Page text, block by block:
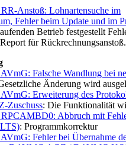
Anstoß: Lohnartensuche im
Fehler beim Update und im
Betrieb festgestellt
für Rückrechnungsanstoß.
Falsche Wandlung bei
Änderung wird
Erweiterung des
Zuschuss: Die Funktionalität
Abbruch mit
: Programmkorrektur
Fehler bei Übernahme